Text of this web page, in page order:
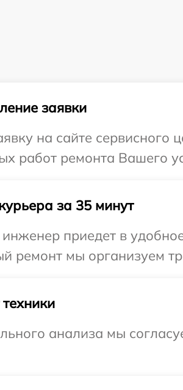
заявки
на сайте
работ ремонта Вашего
за 35 минут
приедет в
ремонт мы организуем
анализа мы